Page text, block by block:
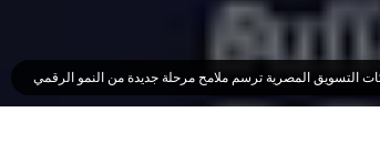
التسويق المصرية ترسم ملامح مرحلة جديدة من النمو الرقمي